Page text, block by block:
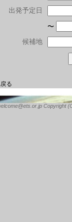
出発予定日
〜
候補地
る
Copyright